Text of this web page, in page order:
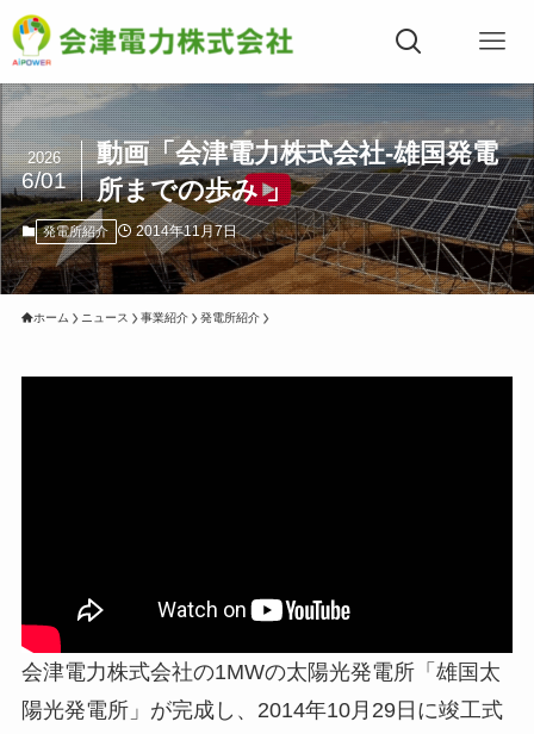
動画「会津電力株式会社-雄国発電
所までの歩み 」
2026
6/01
発電所紹介 2014年11月7日
ホーム ニュース 事業紹介 発電所紹介
会津電力株式会社の1MWの太陽光発電所「雄国太
陽光発電所」が完成し、2014年10月29日に竣工式